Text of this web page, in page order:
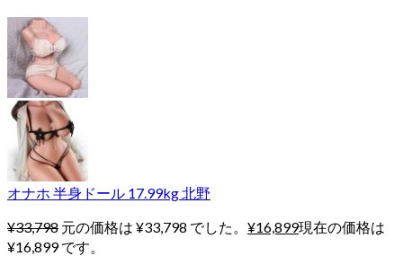
オナホ 半身ドール 17.99kg 北野
¥33,798 元の価格は ¥33,798 でした。 ¥16,899現在の価格は
¥16,899 です。